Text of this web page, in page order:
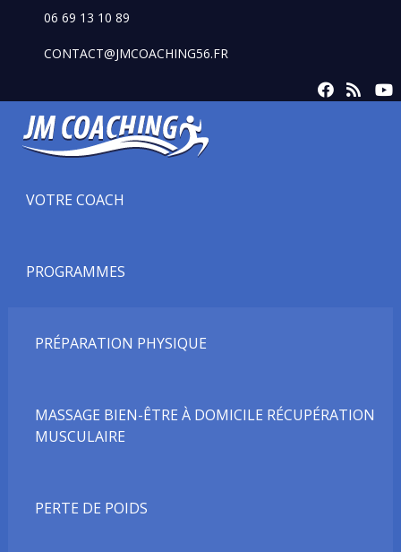
06 69 13 10 89
CONTACT@JMCOACHING56.FR
VOTRE COACH
PROGRAMMES
PRÉPARATION PHYSIQUE
MASSAGE BIEN-ÊTRE À DOMICILE RÉCUPÉRATION
MUSCULAIRE
PERTE DE POIDS